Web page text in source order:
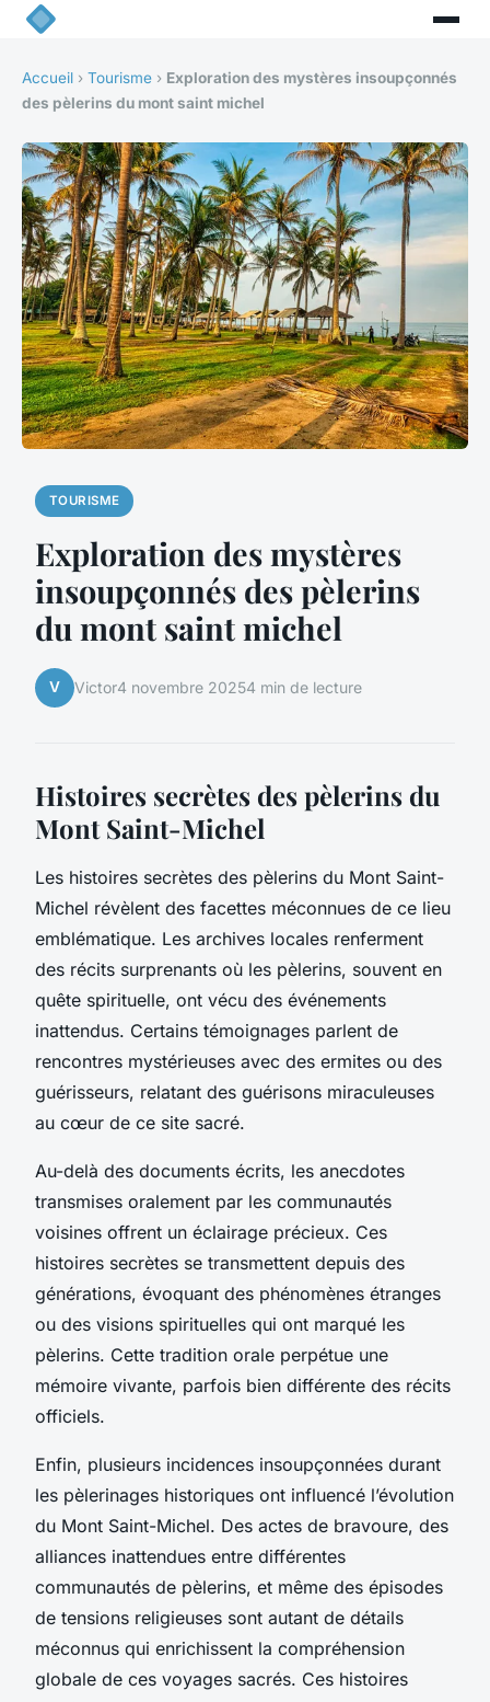
Accueil › Tourisme › Exploration des mystères insoupçonnés
des pèlerins du mont saint michel
TOURISME
Exploration des mystères
insoupçonnés des pèlerins
du mont saint michel
V Victor4 novembre 20254 min de lecture
Histoires secrètes des pèlerins du
Mont Saint-Michel
Les histoires secrètes des pèlerins du Mont Saint-
Michel révèlent des facettes méconnues de ce lieu
emblématique. Les archives locales renferment
des récits surprenants où les pèlerins, souvent en
quête spirituelle, ont vécu des événements
inattendus. Certains témoignages parlent de
rencontres mystérieuses avec des ermites ou des
guérisseurs, relatant des guérisons miraculeuses
au cœur de ce site sacré.
Au-delà des documents écrits, les anecdotes
transmises oralement par les communautés
voisines offrent un éclairage précieux. Ces
histoires secrètes se transmettent depuis des
générations, évoquant des phénomènes étranges
ou des visions spirituelles qui ont marqué les
pèlerins. Cette tradition orale perpétue une
mémoire vivante, parfois bien différente des récits
officiels.
Enfin, plusieurs incidences insoupçonnées durant
les pèlerinages historiques ont influencé l’évolution
du Mont Saint-Michel. Des actes de bravoure, des
alliances inattendues entre différentes
communautés de pèlerins, et même des épisodes
de tensions religieuses sont autant de détails
méconnus qui enrichissent la compréhension
globale de ces voyages sacrés. Ces histoires